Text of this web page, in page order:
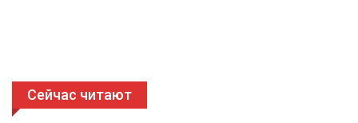
Сейчас читают